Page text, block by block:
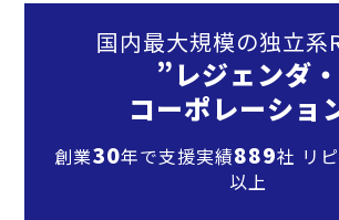
国内最大規模の独立系
”レジェンダ・
コーポレーショ
創業30年で支援実績889社 リ
以上